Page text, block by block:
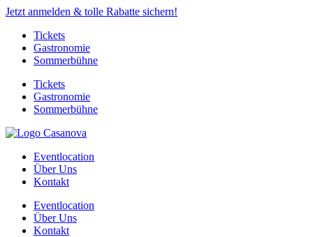
Jetzt anmelden & tolle Rabatte sichern!
Tickets
Gastronomie
Sommerbühne
Tickets
Gastronomie
Sommerbühne
Eventlocation
Über Uns
Kontakt
Eventlocation
Über Uns
Kontakt